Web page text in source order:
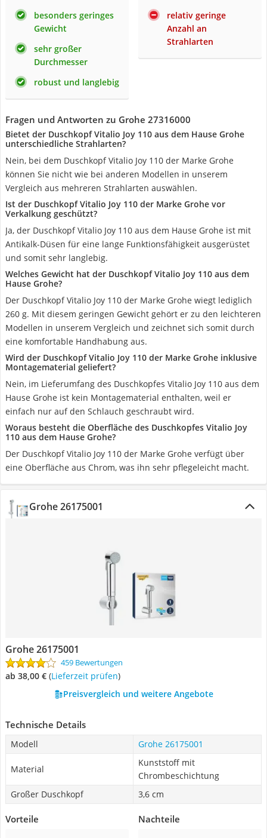
besonders geringes
Gewicht
sehr großer
Durchmesser
robust und langlebig
relativ geringe
Anzahl an
Strahlarten
Fragen und Antworten zu Grohe 27316000
Bietet der Duschkopf Vitalio Joy 110 aus dem Hause Grohe
unterschiedliche Strahlarten?
Nein, bei dem Duschkopf Vitalio Joy 110 der Marke Grohe
können Sie nicht wie bei anderen Modellen in unserem
Vergleich aus mehreren Strahlarten auswählen.
Ist der Duschkopf Vitalio Joy 110 der Marke Grohe vor
Verkalkung geschützt?
Ja, der Duschkopf Vitalio Joy 110 aus dem Hause Grohe ist mit
Antikalk-Düsen für eine lange Funktionsfähigkeit ausgerüstet
und somit sehr langlebig.
Welches Gewicht hat der Duschkopf Vitalio Joy 110 aus dem
Hause Grohe?
Der Duschkopf Vitalio Joy 110 der Marke Grohe wiegt lediglich
260 g. Mit diesem geringen Gewicht gehört er zu den leichteren
Modellen in unserem Vergleich und zeichnet sich somit durch
eine komfortable Handhabung aus.
Wird der Duschkopf Vitalio Joy 110 der Marke Grohe inklusive
Montagematerial geliefert?
Nein, im Lieferumfang des Duschkopfes Vitalio Joy 110 aus dem
Hause Grohe ist kein Montagematerial enthalten, weil er
einfach nur auf den Schlauch geschraubt wird.
Woraus besteht die Oberfläche des Duschkopfes Vitalio Joy
110 aus dem Hause Grohe?
Der Duschkopf Vitalio Joy 110 der Marke Grohe verfügt über
eine Oberfläche aus Chrom, was ihn sehr pflegeleicht macht.
Grohe 26175001
Grohe 26175001
459 Bewertungen
ab 38,00 € (Lieferzeit prüfen)
Preisvergleich und weitere Angebote
Technische Details
Modell Grohe 26175001
Material
Kunststoff mit
Chrombeschichtung
Großer Duschkopf
3,6 cm
Vorteile Nachteile